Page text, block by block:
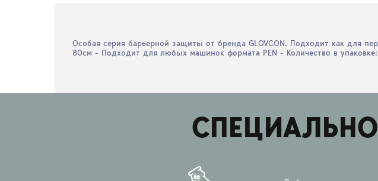
Особая серия барьерной защиты от бренда GLOVCON. Подходит как для
80см - Подходит для любых машинок формата PEN - Количество в